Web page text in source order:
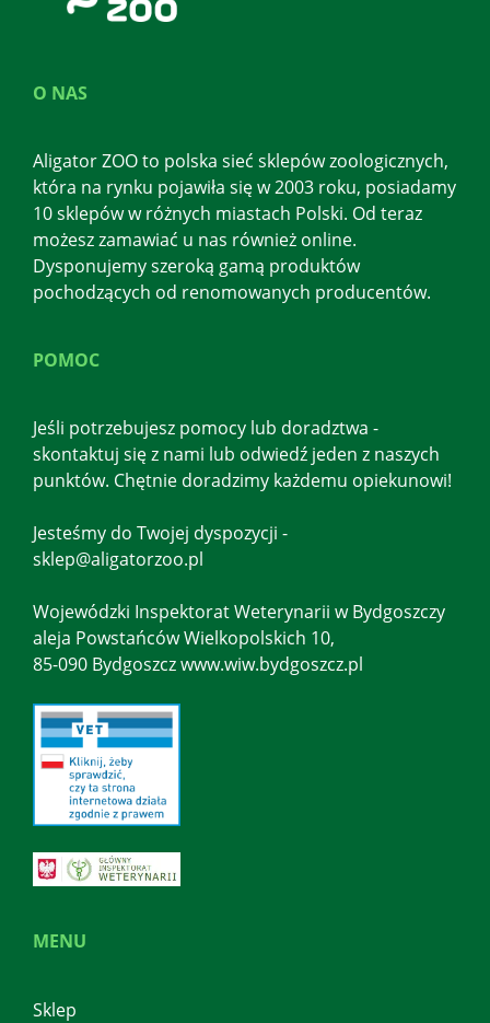
O NAS
Aligator ZOO to polska sieć sklepów zoologicznych,
która na rynku pojawiła się w 2003 roku, posiadamy
10 sklepów w różnych miastach Polski. Od teraz
możesz zamawiać u nas również online.
Dysponujemy szeroką gamą produktów
pochodzących od renomowanych producentów.
MENU
Sklep
POMOC
Jeśli potrzebujesz pomocy lub doradztwa -
skontaktuj się z nami lub odwiedź jeden z naszych
punktów. Chętnie doradzimy każdemu opiekunowi!
Jesteśmy do Twojej dyspozycji -
sklep@aligatorzoo.pl
Wojewódzki Inspektorat Weterynarii w Bydgoszczy
aleja Powstańców Wielkopolskich 10,
85-090 Bydgoszcz www.wiw.bydgoszcz.pl